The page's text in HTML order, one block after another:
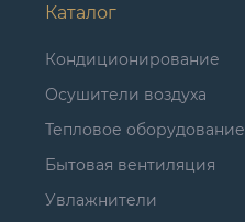
Каталог
Кондиционирование
Осушители воздуха
Тепловое оборудование
Бытовая вентиляция
Увлажнители